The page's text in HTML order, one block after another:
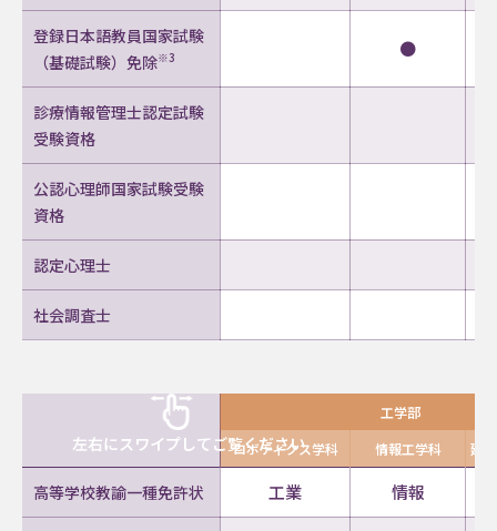
登録日本語教員国家試験
（基礎試験）免除※3 ●
診療情報管理士認定試験
受験資格
公認心理師国家試験受験
資格
認定心理士
社会調査士
左右にスワイプしてご覧ください
工学部
ロボティクス学科
情報工学科 建
高等学校教諭一種免許状 工業 情報